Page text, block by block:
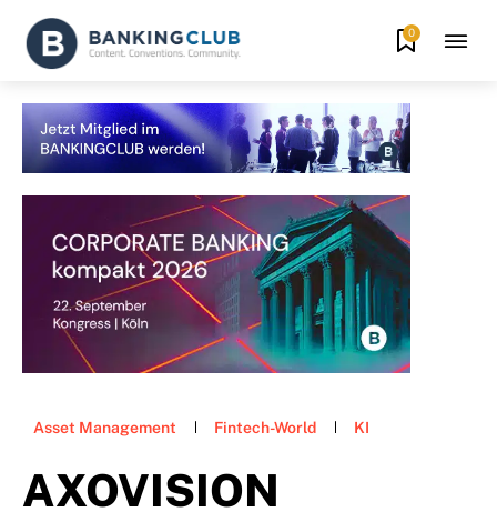
0
Asset Management Fintech-World KI
AXOVISION